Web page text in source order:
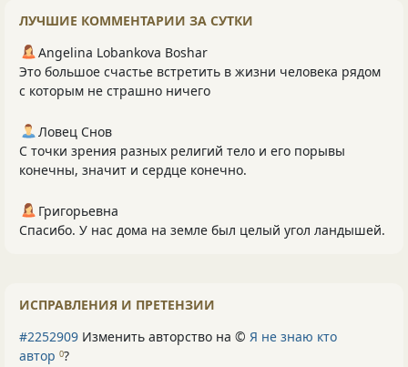
ЛУЧШИЕ КОММЕНТАРИИ ЗА СУТКИ
Angelina Lobankova Boshar
Это большое счастье встретить в жизни человека рядом
с которым не страшно ничего
Ловец Снов
С точки зрения разных религий тело и его порывы
конечны, значит и сердце конечно.
Григорьевна
Спасибо. У нас дома на земле был целый угол ландышей.
ИСПРАВЛЕНИЯ И ПРЕТЕНЗИИ
#2252909 Изменить авторство на © Я не знаю кто
автор 0?